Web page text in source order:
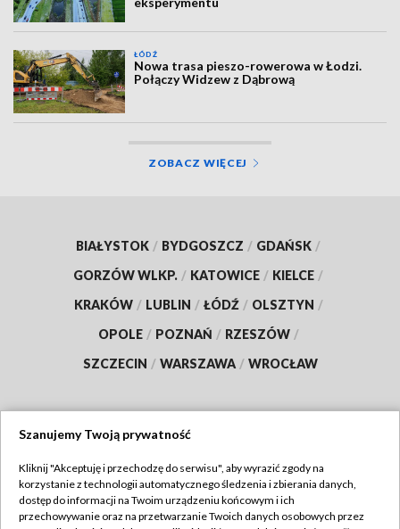
ŁÓDŹ
Nowa trasa pieszo-rowerowa w Łodzi.
Połączy Widzew z Dąbrową
ZOBACZ WIĘCEJ
BIAŁYSTOK / BYDGOSZCZ / GDAŃSK /
GORZÓW WLKP. / KATOWICE / KIELCE /
KRAKÓW / LUBLIN / ŁÓDŹ / OLSZTYN /
OPOLE / POZNAŃ / RZESZÓW /
SZCZECIN / WARSZAWA / WROCŁAW
TVP
Abonament TVP
Regulamin TVP
Szanujemy Twoją prywatność
Kliknij "Akceptuję i przechodzę do serwisu", aby wyrazić zgody na
korzystanie z technologii automatycznego śledzenia i zbierania danych,
dostęp do informacji na Twoim urządzeniu końcowym i ich
przechowywanie oraz na przetwarzanie Twoich danych osobowych przez